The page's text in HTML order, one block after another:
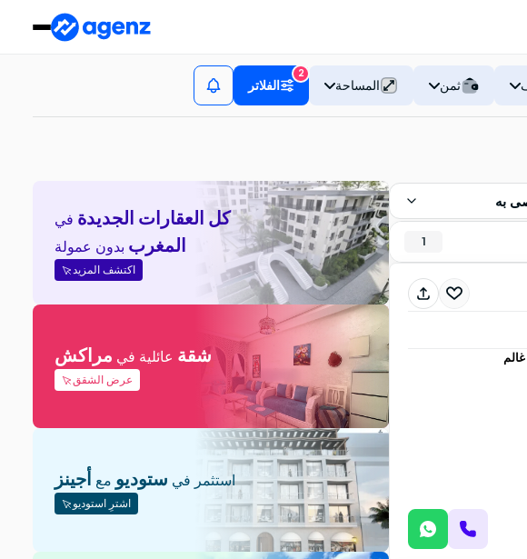
ثمن المساحة الفلاتر
2
به
1
كل العقارات الجديدة في
المغرب بدون عمولة
اكتشف المزيد
شقة عائلية في مراكش
عرض الشقق
استثمر في ستوديو مع أجينز
اشترِ استوديو